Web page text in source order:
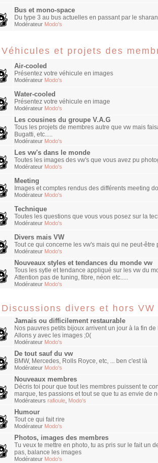
Bus et mono-space
Du type 3 au bus actuelles en passant par le
Modérateur Modo's
Véhicules et projets des
Air-cooled
Présentez votre véhicule en images
Modérateur Modo's
Water-cooled
Présentez votre véhicule en image
Modérateur Modo's
Les cousines du groupe V.A.G
Tous les projets de membres autre que vw mais
Bugatti, etc.....
Modérateur Modo's
Les vw's dans le monde
Toutes les images des vw's que vous avez pu
Modérateur Modo's
Meeting
Images et comptes rendus des différents meeting
Modérateur Modo's
Technique
Toutes les questions que vous vous posez sur la
Modérateur Modo's
Divers mais VW
Tout ce qui concerne les vw's mais qui ne peut-
Modérateur Modo's
Nouveaux styles et tendances du monde vw
Tous les sytle et tendance appliqué sur les vw du
Attention pas de tuning, fibre, néon etc.....
Modérateur Modo's
Discussions divers et hors VW
Jamais ou difficilement restaurable
Nos pauvres petits bijoux arrivent un jour à la fin
Allons y avec les images ;0(
Modérateur Modo's
De tout sauf du vw
BMW, Mercedes, Rolls Royce, etc, ... ben c'est là
Modérateur Modo's
Nouveaux membres
Décris toi pour que tout les membres puissent te
marque, tes passions et tout se que tu as envie de
Modérateurs rafioule Modo's
Humour
Tout ce qui fait rire
Modérateur Modo's
Photos, images des membres
Tu veux te mettre en photo, tu as pris sur le fait un
pas, balance les images
Modérateur Modo's